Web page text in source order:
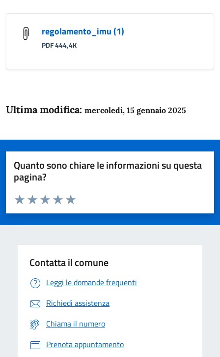
regolamento_imu (1)
PDF 444,4K
Ultima modifica: mercoledì, 15 gennaio 2025
Quanto sono chiare le informazioni su questa
pagina?
Domanda
Valuta da 1 a 5 stelle la pagina
Valuta 5 stelle su 5
Valuta 4 stelle su 5
Valuta 3 stelle su 5
Valuta 2 stelle su 5
Valuta 1 stelle su 5
Contatta il comune
Leggi le domande frequenti
Richiedi assistenza
Chiama il numero
Prenota appuntamento